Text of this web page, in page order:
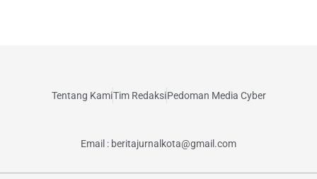
Tentang KamiTim RedaksiPedoman Media Cyber
Email : beritajurnalkota@gmail.com